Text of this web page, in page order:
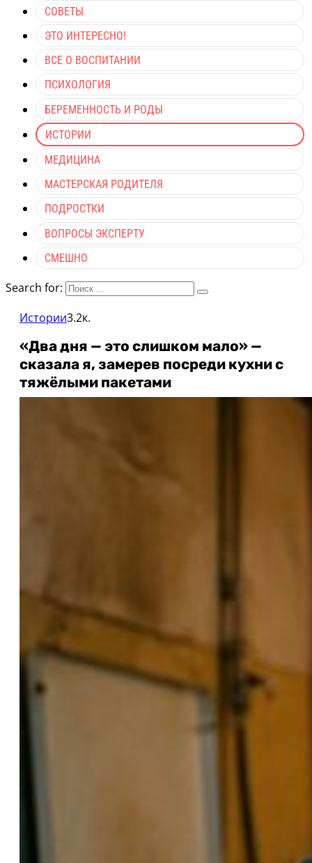
СОВЕТЫ
ЭТО ИНТЕРЕСНО!
ВСЕ О ВОСПИТАНИИ
ПСИХОЛОГИЯ
БЕРЕМЕННОСТЬ И РОДЫ
ИСТОРИИ
МЕДИЦИНА
МАСТЕРСКАЯ РОДИТЕЛЯ
ПОДРОСТКИ
ВОПРОСЫ ЭКСПЕРТУ
СМЕШНО
Search for:
Истории3.2к.
«Два дня — это слишком мало» —
сказала я, замерев посреди кухни с
тяжёлыми пакетами